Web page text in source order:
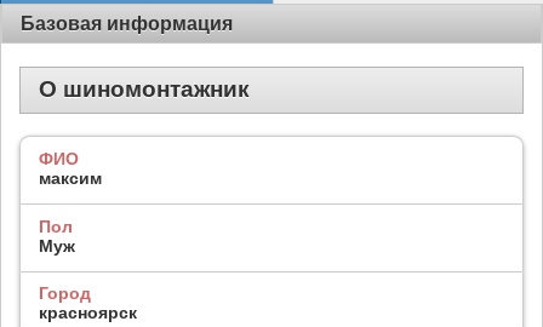
Базовая информация
О шиномонтажник
ФИО
максим
Пол
Муж
Город
красноярск